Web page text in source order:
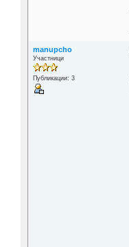
manupcho
Участници
Публикации: 3